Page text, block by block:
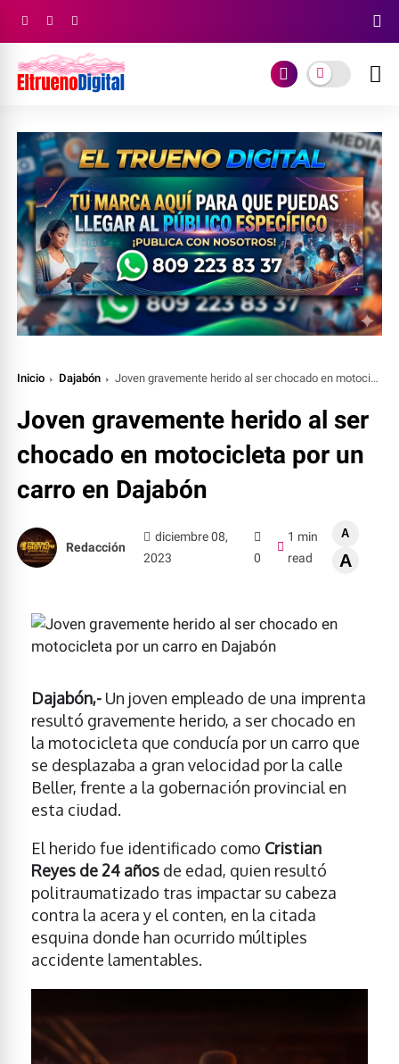
Inicio Dajabón Joven gravemente herido al ser chocado en motocicleta por un carro en Dajabón
Joven gravemente herido al ser
chocado en motocicleta por un
carro en Dajabón
Redacción
diciembre 08,
2023
0
1 min
read
A
A
Dajabón,- Un joven empleado de una imprenta
resultó gravemente herido, a ser chocado en
la motocicleta que conducía por un carro que
se desplazaba a gran velocidad por la calle
Beller, frente a la gobernación provincial en
esta ciudad.
El herido fue identificado como Cristian
Reyes de 24 años de edad, quien resultó
politraumatizado tras impactar su cabeza
contra la acera y el conten, en la citada
esquina donde han ocurrido múltiples
accidente lamentables.